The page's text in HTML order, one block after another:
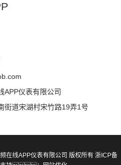
仪表有限公司
道宋湖村宋竹路19弄1号
在线APP仪表有限公司 版权所有 浙ICP备